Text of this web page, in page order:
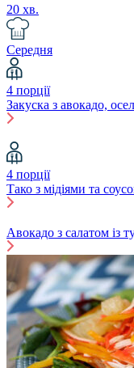
20 хв.
Середня
4 порції
Закуска з авокадо,
4 порції
Тако з мідіями та
Авокадо з салатом із